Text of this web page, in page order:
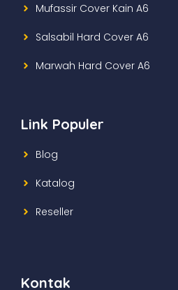
Mufassir Cover Kain A6
Salsabil Hard Cover A6
Marwah Hard Cover A6
Link Populer
Blog
Katalog
Reseller
Kontak